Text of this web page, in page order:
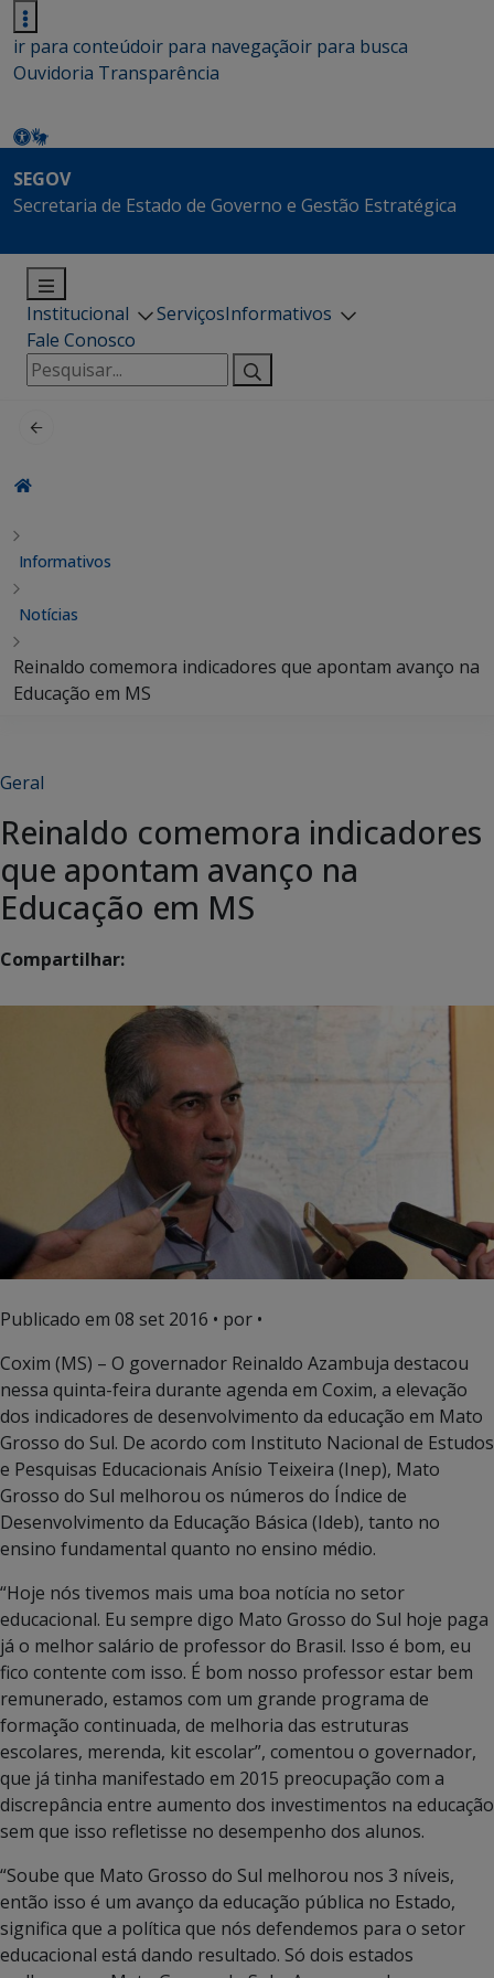
ir para conteúdoir para navegaçãoir para busca
Ouvidoria Transparência
SEGOV
Secretaria de Estado de Governo e Gestão Estratégica
Institucional ServiçosInformativos
Fale Conosco
Pesquisar
por:
Informativos
Notícias
Reinaldo comemora indicadores que apontam avanço na
Educação em MS
Geral
Reinaldo comemora indicadores
que apontam avanço na
Educação em MS
Compartilhar:
Publicado em 08 set 2016 • por •
Coxim (MS) – O governador Reinaldo Azambuja destacou
nessa quinta-feira durante agenda em Coxim, a elevação
dos indicadores de desenvolvimento da educação em Mato
Grosso do Sul. De acordo com Instituto Nacional de Estudos
e Pesquisas Educacionais Anísio Teixeira (Inep), Mato
Grosso do Sul melhorou os números do Índice de
Desenvolvimento da Educação Básica (Ideb), tanto no
ensino fundamental quanto no ensino médio.
“Hoje nós tivemos mais uma boa notícia no setor
educacional. Eu sempre digo Mato Grosso do Sul hoje paga
já o melhor salário de professor do Brasil. Isso é bom, eu
fico contente com isso. É bom nosso professor estar bem
remunerado, estamos com um grande programa de
formação continuada, de melhoria das estruturas
escolares, merenda, kit escolar”, comentou o governador,
que já tinha manifestado em 2015 preocupação com a
discrepância entre aumento dos investimentos na educação
sem que isso refletisse no desempenho dos alunos.
“Soube que Mato Grosso do Sul melhorou nos 3 níveis,
então isso é um avanço da educação pública no Estado,
significa que a política que nós defendemos para o setor
educacional está dando resultado. Só dois estados